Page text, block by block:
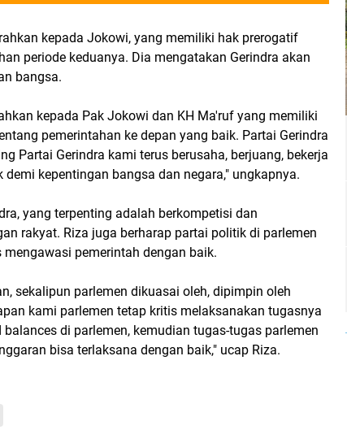
kepada Jokowi, yang memiliki hak prerogatif
periode keduanya. Dia mengatakan Gerindra akan
bangsa.
kepada Pak Jokowi dan KH Ma'ruf yang memiliki
pemerintahan ke depan yang baik. Partai Gerindra
Partai Gerindra kami terus berusaha, berjuang, bekerja
kepentingan bangsa dan negara," ungkapnya.
yang terpenting adalah berkompetisi dan
rakyat. Riza juga berharap partai politik di parlemen
pemerintah dengan baik.
sekalipun parlemen dikuasai oleh, dipimpin oleh
kami parlemen tetap kritis melaksanakan tugasnya
di parlemen, kemudian tugas-tugas parlemen
bisa terlaksana dengan baik," ucap Riza.